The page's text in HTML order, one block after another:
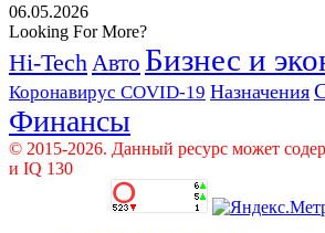
06.05.2026
Looking For More?
Hi-Tech Авто Бизнес и
Коронавирус COVID-19 Назначения
Финансы
© 2015-2026. Данный ресурс может
и IQ 130